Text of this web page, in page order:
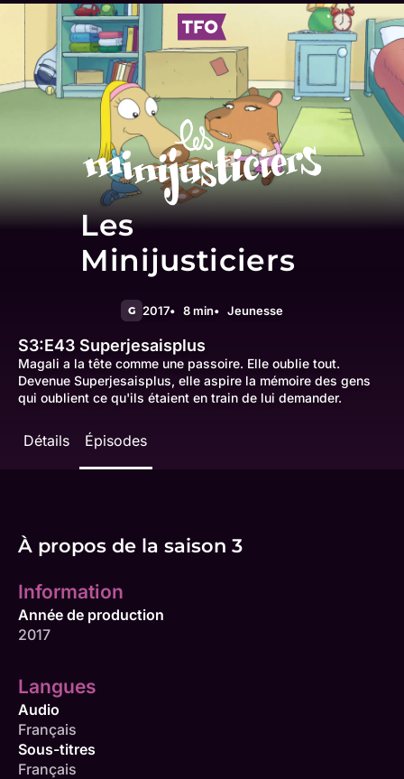
Les
Minijusticiers
G 2017 8 min Jeunesse
S3:E43 Superjesaisplus
Magali a la tête comme une passoire. Elle oublie tout.
Devenue Superjesaisplus, elle aspire la mémoire des gens
qui oublient ce qu'ils étaient en train de lui demander.
Détails Épisodes
À propos de la saison 3
Information
Année de production
2017
Langues
Audio
Français
Sous-titres
Français